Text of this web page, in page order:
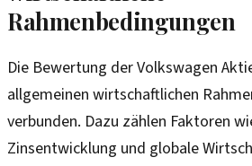
Rahmenbedingungen
Die Bewertung der Volkswagen
allgemeinen wirtschaftlichen
verbunden. Dazu zählen Faktoren
Zinsentwicklung und globale